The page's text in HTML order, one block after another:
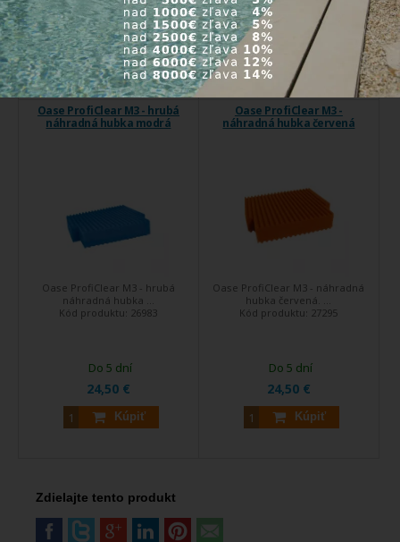
35,30 €
Kúpiť
Do 5 dní
24,50 €
Kúpiť
Do 5 dní
Oase ProfiClear M3 - hrubá
náhradná hubka modrá
Oase ProfiClear M3 - hrubá
náhradná hubka ...
Kód produktu: 26983
24,50 €
Kúpiť
Do 5 dní
Oase ProfiClear M3 -
náhradná hubka červená
Oase ProfiClear M3 - náhradná
hubka červená. ...
Kód produktu: 27295
24,50 €
Kúpiť
Do 5 dní
Zdielajte tento produkt